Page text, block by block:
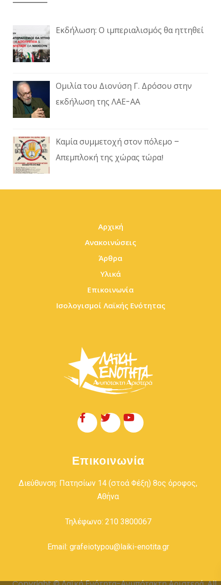
Εκδήλωση: Ο ιμπεριαλισμός θα ηττηθεί
Ομιλία του Διονύση Γ. Δρόσου στην
εκδήλωση της ΛΑΕ-ΑΑ
Καμία συμμετοχή στον πόλεμο –
Απεμπλοκή της χώρας τώρα!
Αρχική
Ανακοινώσεις
Άρθρα
Υλικά
Επικοινωνία
Ισολογισμοί Λαϊκής Ενότητας
Επικοινωνία
Διεύθυνση: Πατησίων 14 (στοά Φέξη) 8ος όροφος,
Αθήνα
Τηλέφωνο: 210 3800067
Email: grafeiotypou@laiki-enotita.gr